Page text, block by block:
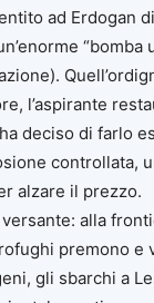
ad Erdogan
“bomba
l’aspirante
deciso di farlo
controllata,
alzare il prezzo.
versante: alla
premono e
gli sbarchi a